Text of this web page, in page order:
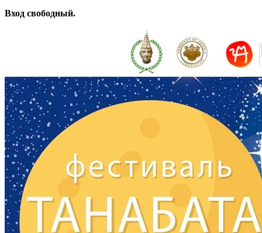
Вход свободный.